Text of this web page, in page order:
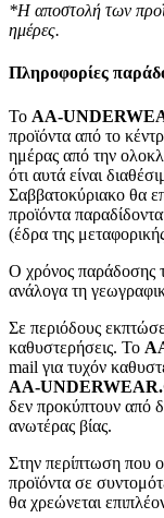
*Η αποστολή των
ημέρες.
Πληροφορίες
To AA-
προϊόντα από το
ημέρας από την
ότι αυτά είναι
Σαββατοκύριακο θα
προϊόντα
(έδρα της
Ο χρόνος παράδοσης
ανάλογα τη
Σε περιόδους
καθυστερήσεις. Το
mail για τυχόν
AA-
δεν προκύπτουν από
ανωτέρας βίας.
Στην περίπτωση που
προϊόντα σε
θα χρεώνεται